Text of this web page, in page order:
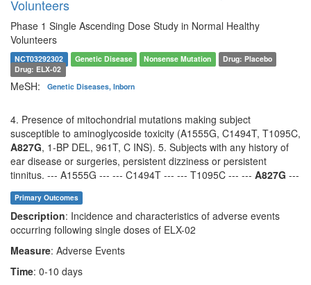
Volunteers
Phase 1 Single Ascending Dose Study in Normal Healthy
Volunteers
NCT03292302 Genetic Disease Nonsense Mutation
Drug: Placebo
Drug: ELX-02
MeSH: Genetic Diseases, Inborn
4. Presence of mitochondrial mutations making subject
susceptible to aminoglycoside toxicity (A1555G, C1494T, T1095C,
A827G, 1-BP DEL, 961T, C INS). 5. Subjects with any history of
ear disease or surgeries, persistent dizziness or persistent
tinnitus. --- A1555G --- --- C1494T --- --- T1095C --- --- A827G ---
Primary Outcomes
Description: Incidence and characteristics of adverse events
occurring following single doses of ELX-02
Measure: Adverse Events
Time: 0-10 days